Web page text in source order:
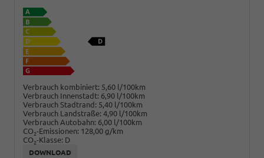
Verbrauch kombiniert: 5,60 l/100km
Verbrauch Innenstadt: 6,90 l/100km
Verbrauch Stadtrand: 5,40 l/100km
Verbrauch Landstraße: 4,90 l/100km
Verbrauch Autobahn: 6,00 l/100km
CO2-Emissionen: 128,00 g/km
CO2-Klasse: D
DOWNLOAD